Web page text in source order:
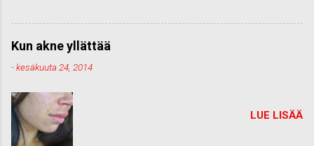
Kun akne yllättää
-kesäkuuta 24, 2014
LUE LISÄÄ